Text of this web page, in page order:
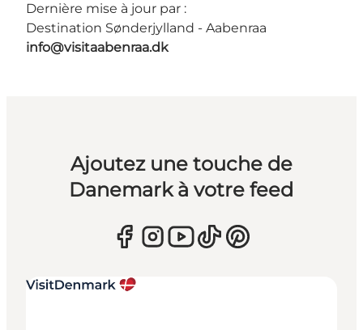
Dernière mise à jour par :
Destination Sønderjylland - Aabenraa
info@visitaabenraa.dk
Ajoutez une touche de
Danemark à votre feed